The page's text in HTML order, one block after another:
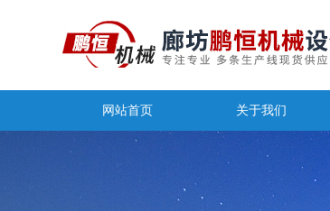
网站首页 关于我们